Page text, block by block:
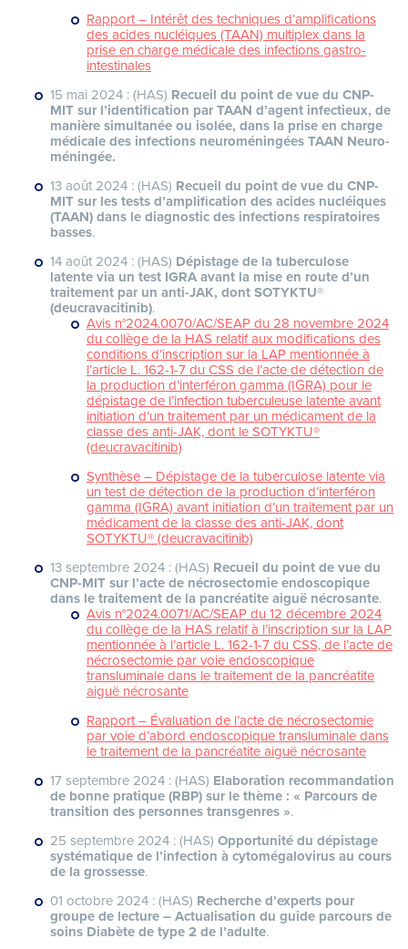
Rapport – Intérêt des techniques d’amplifications
des acides nucléiques (TAAN) multiplex dans la
prise en charge médicale des infections gastro-
intestinales
15 mai 2024 : (HAS) Recueil du point de vue du CNP-
MIT sur l’identification par TAAN d’agent infectieux, de
manière simultanée ou isolée, dans la prise en charge
médicale des infections neuroméningées TAAN Neuro-
méningée.
13 août 2024 : (HAS) Recueil du point de vue du CNP-
MIT sur les tests d’amplification des acides nucléiques
(TAAN) dans le diagnostic des infections respiratoires
basses.
14 août 2024 : (HAS) Dépistage de la tuberculose
latente via un test IGRA avant la mise en route d’un
traitement par un anti-JAK, dont SOTYKTU®
(deucravacitinib).
Avis n°2024.0070/AC/SEAP du 28 novembre 2024
du collège de la HAS relatif aux modifications des
conditions d’inscription sur la LAP mentionnée à
l’article L. 162-1-7 du CSS de l’acte de détection de
la production d’interféron gamma (IGRA) pour le
dépistage de l’infection tuberculeuse latente avant
initiation d’un traitement par un médicament de la
classe des anti-JAK, dont le SOTYKTU®
(deucravacitinib)
Synthèse – Dépistage de la tuberculose latente via
un test de détection de la production d’interféron
gamma (IGRA) avant initiation d’un traitement par un
médicament de la classe des anti-JAK, dont
SOTYKTU® (deucravacitinib)
13 septembre 2024 : (HAS) Recueil du point de vue du
CNP-MIT sur l’acte de nécrosectomie endoscopique
dans le traitement de la pancréatite aiguë nécrosante.
Avis n°2024.0071/AC/SEAP du 12 décembre 2024
du collège de la HAS relatif à l’inscription sur la LAP
mentionnée à l’article L. 162-1-7 du CSS, de l’acte de
nécrosectomie par voie endoscopique
transluminale dans le traitement de la pancréatite
aiguë nécrosante
Rapport – Évaluation de l’acte de nécrosectomie
par voie d’abord endoscopique transluminale dans
le traitement de la pancréatite aiguë nécrosante
17 septembre 2024 : (HAS) Elaboration recommandation
de bonne pratique (RBP) sur le thème : « Parcours de
transition des personnes transgenres ».
25 septembre 2024 : (HAS) Opportunité du dépistage
systématique de l’infection à cytomégalovirus au cours
de la grossesse.
01 octobre 2024 : (HAS) Recherche d’experts pour
groupe de lecture – Actualisation du guide parcours de
soins Diabète de type 2 de l’adulte.